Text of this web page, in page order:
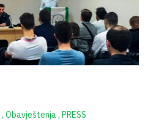
Obavještenja PRESS